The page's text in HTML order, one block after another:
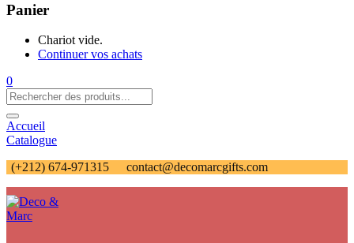
Panier
Chariot vide.
Continuer vos achats
0
Accueil
Catalogue
(+212) 674-971315
contact@decomarcgifts.com